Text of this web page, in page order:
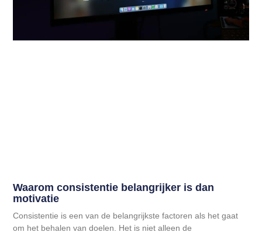
Waarom consistentie belangrijker is dan
motivatie
Consistentie is een van de belangrijkste factoren als het gaat
om het behalen van doelen. Het is niet alleen de